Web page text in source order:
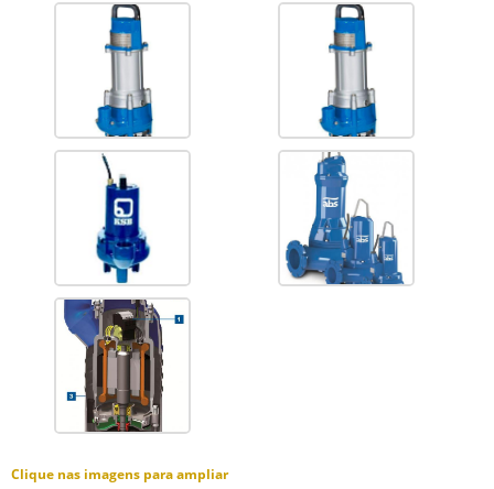
Clique nas imagens para ampliar